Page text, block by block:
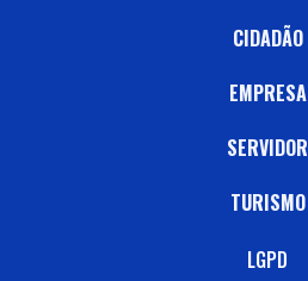
CIDADÃO
EMPRESA
SERVIDOR
TURISMO
LGPD